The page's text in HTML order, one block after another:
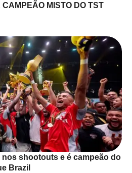
MISTO DO TST
nos shootouts e é campeão do
Brazil